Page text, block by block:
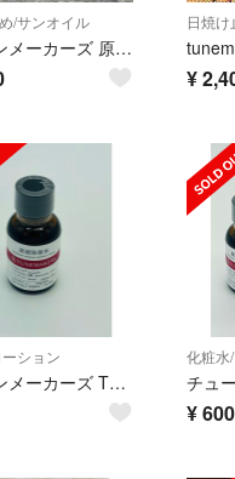
/サンオイル
チューンメーカーズ 原液UVプロテクター(30ml)2本セット（新品・未開封）
日焼
¥
ション
チューンメーカーズ TUNEMAKERS 原液保湿水 化粧水 20ml
化粧水
¥600